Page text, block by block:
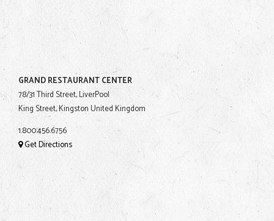
GRAND RESTAURANT CENTER
78/31 Third Street, LiverPool
King Street, Kingston United Kingdom
1.800.456.6756
Get Directions